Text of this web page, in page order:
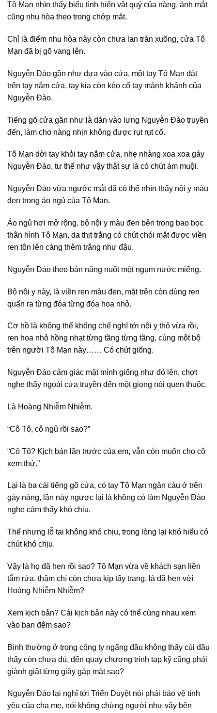
Tô Mạn nhìn thấy biểu tình hiến vật quý của nàng, ánh mắt
cũng nhu hòa theo trong chớp mắt.
Chỉ là điểm nhu hòa này còn chưa lan tràn xuống, cửa Tô
Mạn đã bị gõ vang lên.
Nguyễn Đào gần như dựa vào cửa, một tay Tô Mạn đặt
trên tay nắm cửa, tay kia còn kéo cổ tay mảnh khảnh của
Nguyễn Đào.
Tiếng gõ cửa gần như là dán vào lưng Nguyễn Đào truyền
đến, làm cho nàng nhịn không được rụt rụt cổ.
Tô Mạn dời tay khỏi tay nắm cửa, nhẹ nhàng xoa xoa gáy
Nguyễn Đào, tư thế như vậy thật sự là có chút ám muội.
Nguyễn Đào vừa ngước mắt đã có thể nhìn thấy nội y màu
đen trong áo ngủ của Tô Mạn.
Áo ngủ hơi mở rộng, bộ nội y màu đen bên trong bao bọc
thân hình Tô Mạn, da thịt trắng có chút chói mắt được viền
ren tôn lên càng thêm trắng như đậu.
Nguyễn Đào theo bản năng nuốt một ngụm nước miếng.
Bộ nội y này, là viền ren màu đen, mặt trên còn dùng ren
quấn ra từng đóa từng đóa hoa nhỏ.
Cơ hồ là không thể khống chế nghĩ tới nội y thỏ vừa rồi,
ren hoa nhỏ hồng nhạt từng tầng từng tầng, cùng một bộ
trên người Tô Mạn này…… Có chút giống.
Nguyễn Đào cảm giác mặt mình giống như đỏ lên, chợt
nghe thấy ngoài cửa truyền đến một giọng nói quen thuộc.
Là Hoàng Nhiễm Nhiễm.
“Cô Tô, cô ngủ rồi sao?”
“Cô Tô? Kịch bản lần trước của em, vẫn còn muốn cho cô
xem thử.”
Lại là ba cái tiếng gõ cửa, có tay Tô Mạn ngăn cảu ở trên
gáy nàng, lần này ngược lại là không có làm Nguyễn Đào
nghe cảm thấy khó chịu.
Thế nhưng lỗ tai không khó chịu, trong lòng lại khó hiểu có
chút khó chịu.
Vậy là họ đã hẹn rồi sao? Tô Mạn vừa về khách sạn liền
tắm rửa, thậm chí còn chưa kịp tẩy trang, là đã hẹn với
Hoàng Nhiễm Nhiễm?
Xem kịch bản? Cái kịch bản này có thể cùng nhau xem
vào ban đêm sao?
Bình thường ở trong công ty ngẩng đầu không thấy cúi đầu
thấy còn chưa đủ, đến quay chương trình tạp kỹ cũng phải
giành giật từng giây gặp mặt sao?
Nguyễn Đào lại nghĩ tới Triển Duyệt nói phải bảo vệ tình
yêu của cha mẹ, nói không chừng người như vậy bên